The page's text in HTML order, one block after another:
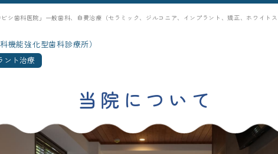
シ歯科医院」一般歯科、自費治療（セラミック、ジルコニア、インプラント、矯正、ホワイト
機能強化型歯科診療所）
ント治療
当院について